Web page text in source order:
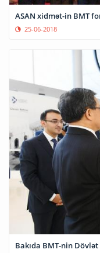
ASAN xidmət-in BMT
25-06-2018
Bakıda BMT-nin